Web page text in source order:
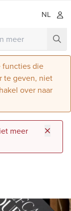
NL
functies die
te geven, niet
over naar
meer